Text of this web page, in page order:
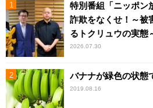
特別番組「ニッポ
詐欺をなくせ！～被
るトクリュウの実態
2026.07.30
バナナが緑色の状態
2019.08.16